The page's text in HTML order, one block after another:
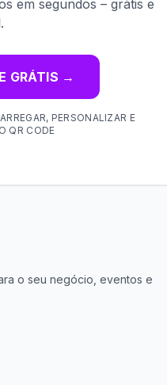
em segundos – grátis e
GRÁTIS →
PERSONALIZAR E
QR CODE
o seu negócio, eventos e